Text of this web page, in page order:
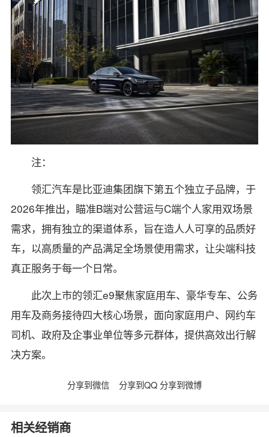
注：
领汇汽车是比亚迪集团旗下第五个独立子品牌，于
2026年推出，瞄准B端对公营运与C端个人家用双场景
需求，拥有独立的渠道体系，旨在造人人可享的品质好
车，以高质量的产品满足全场景使用需求，让尖端科技
真正服务于每一个日常。
此次上市的领汇e9聚焦家庭用车、豪华专车、公务
用车及商务接待四大核心场景，面向家庭用户、网约车
司机、政府及企事业单位等多元群体，提供高效出行解
决方案。
分享到微信 分享到QQ 分享到微博
相关经销商